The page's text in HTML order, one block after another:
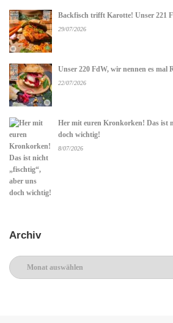
Backfisch trifft Karotte! Unser 221
29/07/2026
Unser 220 FdW, wir nennen es mal
22/07/2026
Her mit euren Kronkorken! Das ist
doch wichtig!
8/07/2026
Archiv
Archiv